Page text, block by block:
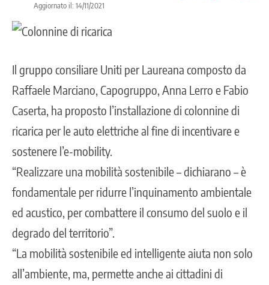
Aggiornato il: 14/11/2021
Il gruppo consiliare Uniti per Laureana composto da
Raffaele Marciano, Capogruppo, Anna Lerro e Fabio
Caserta, ha proposto l’installazione di colonnine di
ricarica per le auto elettriche al fine di incentivare e
sostenere l’e-mobility.
“Realizzare una mobilità sostenibile – dichiarano – è
fondamentale per ridurre l’inquinamento ambientale
ed acustico, per combattere il consumo del suolo e il
degrado del territorio”.
“La mobilità sostenibile ed intelligente aiuta non solo
all’ambiente, ma, permette anche ai cittadini di